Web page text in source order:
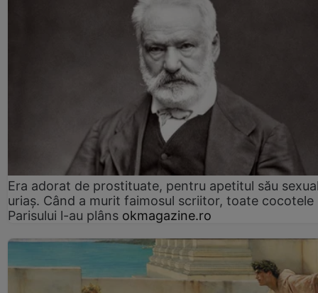
Era adorat de prostituate, pentru apetitul său
uriaș. Când a murit faimosul scriitor, toate cocotele
Parisului l-au plâns okmagazine.ro